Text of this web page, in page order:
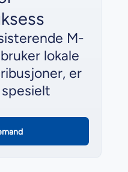
M-
lokale
er